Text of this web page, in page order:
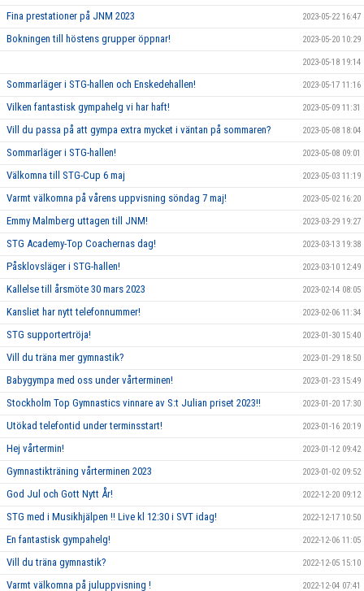
Fina prestationer på JNM 2023 2023-05-22 16:47
Bokningen till höstens grupper öppnar! 2023-05-20 10:29
2023-05-18 19:14
Sommarläger i STG-hallen och Enskedehallen! 2023-05-17 11:16
Vilken fantastisk gympahelg vi har haft! 2023-05-09 11:31
Vill du passa på att gympa extra mycket i väntan på sommaren? 2023-05-08 18:04
Sommarläger i STG-hallen! 2023-05-08 09:01
Välkomna till STG-Cup 6 maj 2023-05-03 11:19
Varmt välkomna på vårens uppvisning söndag 7 maj! 2023-05-02 16:20
Emmy Malmberg uttagen till JNM! 2023-03-29 19:27
STG Academy-Top Coachernas dag! 2023-03-13 19:38
Påsklovsläger i STG-hallen! 2023-03-10 12:49
Kallelse till årsmöte 30 mars 2023 2023-02-14 08:05
Kansliet har nytt telefonnummer! 2023-02-06 11:34
STG supportertröja! 2023-01-30 15:40
Vill du träna mer gymnastik? 2023-01-29 18:50
Babygympa med oss under vårterminen! 2023-01-23 15:49
Stockholm Top Gymnastics vinnare av S:t Julian priset 2023!! 2023-01-20 17:30
Utökad telefontid under terminsstart! 2023-01-16 20:19
Hej vårtermin! 2023-01-12 09:42
Gymnastikträning vårterminen 2023 2023-01-02 09:52
God Jul och Gott Nytt År! 2022-12-20 09:12
STG med i Musikhjälpen !! Live kl 12:30 i SVT idag! 2022-12-17 10:50
En fantastisk gympahelg! 2022-12-06 11:05
Vill du träna gymnastik? 2022-12-05 15:10
Varmt välkomna på juluppvisning ! 2022-12-04 07:41